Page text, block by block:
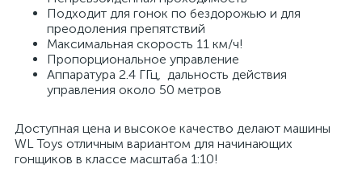
Подходит для гонок по бездорожью и для
преодоления препятствий
Максимальная скорость 11 км/ч!
Пропорциональное управление
Аппаратура 2.4 ГГц, дальность действия
управления около 50 метров
Доступная цена и высокое качество делают машины
WL Toys отличным вариантом для начинающих
гонщиков в классе масштаба 1:10!